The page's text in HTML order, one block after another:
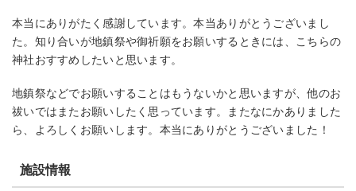
本当にありがたく感謝しています。本当ありがとうございまし
た。知り合いが地鎮祭や御祈願をお願いするときには、こちらの
神社おすすめしたいと思います。
地鎮祭などでお願いすることはもうないかと思いますが、他のお
祓いではまたお願いしたく思っています。またなにかありました
ら、よろしくお願いします。本当にありがとうございました！
施設情報